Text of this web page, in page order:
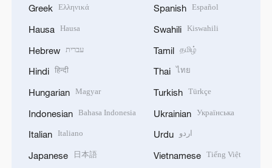
Greek Ελληνικά
Hausa Hausa
Hebrew עברית
Hindi हिन्दी
Hungarian Magyar
Indonesian Bahasa Indonesia
Italian Italiano
Japanese 日本語
Spanish Español
Swahili Kiswahili
Tamil தமிழ்
Thai ไทย
Turkish Türkçe
Ukrainian Українська
Urdu اردو
Vietnamese Tiếng Việt